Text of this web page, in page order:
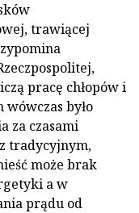
trawiącej
pracę chłopów i
było
za czasami
tradycyjnym,
może brak
a w
prądu od